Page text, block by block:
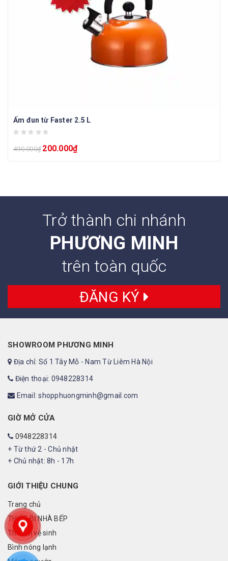
Ấm đun từ Faster 2.5 L
490.000₫ 200.000₫
Trở thành chi nhánh
PHƯƠNG MINH
trên toàn quốc
ĐĂNG KÝ
SHOWROOM PHƯƠNG MINH
Địa chỉ: Số 1 Tây Mỗ - Nam Từ Liêm Hà Nội
Điện thoại: 0948228314
Email: shopphuongminh@gmail.com
GIỜ MỞ CỬA
0948228314
+ Từ thứ 2 - Chủ nhật
+ Chủ nhật: 8h - 17h
GIỚI THIỆU CHUNG
Trang chủ
THIẾT BỊ NHÀ BẾP
Thiết bị vệ sinh
Bình nóng lạnh